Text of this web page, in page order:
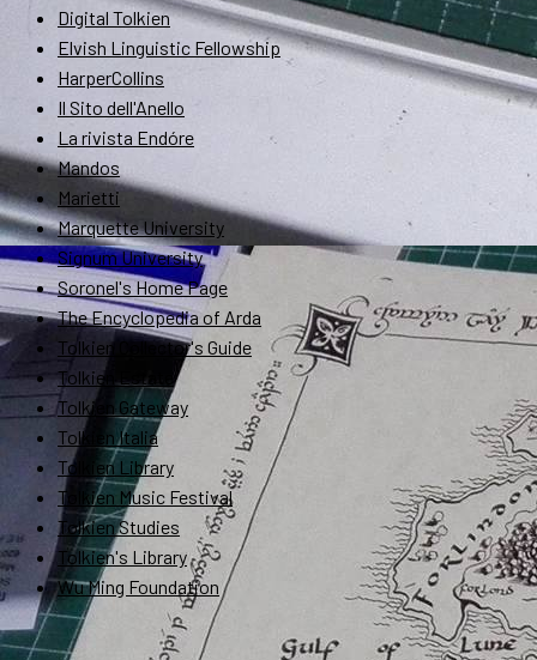
Digital Tolkien
Elvish Linguistic Fellowship
HarperCollins
Il Sito dell'Anello
La rivista Endóre
Mandos
Marietti
Marquette University
Signum University
Soronel's Home Page
The Encyclopedia of Arda
Tolkien Collector's Guide
Tolkien Estate
Tolkien Gateway
Tolkien Italia
Tolkien Library
Tolkien Music Festival
Tolkien Studies
Tolkien's Library
Wu Ming Foundation